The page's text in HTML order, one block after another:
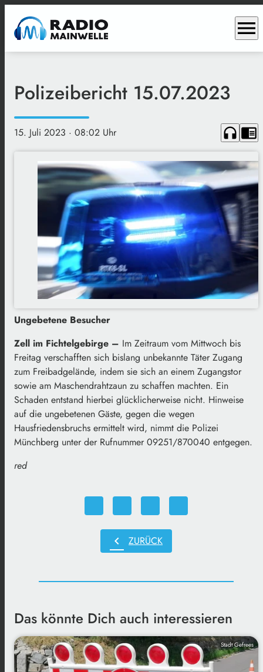
menu
Polizeibericht 15.07.2023
15. Juli 2023 · 08:02 Uhr headphones chrome_reader_mode
Ungebetene Besucher
Zell im Fichtelgebirge – Im Zeitraum vom Mittwoch bis
Freitag verschafften sich bislang unbekannte Täter Zugang
zum Freibadgelände, indem sie sich an einem Zugangstor
sowie am Maschendrahtzaun zu schaffen machten. Ein
Schaden entstand hierbei glücklicherweise nicht. Hinweise
auf die ungebetenen Gäste, gegen die wegen
Hausfriedensbruchs ermittelt wird, nimmt die Polizei
Münchberg unter der Rufnummer 09251/870040 entgegen.
red
chevron_left ZURÜCK
Das könnte Dich auch interessieren
Stadt Gefrees